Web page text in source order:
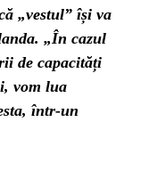
„vestul” își va
„În cazul
de capacități
vom lua
într-un